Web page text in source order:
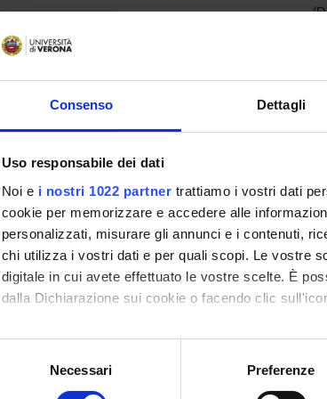
Consenso Dettagli
Uso responsabile dei dati
Noi e i nostri 1022 partner trattiamo i vostri dati
cookie per memorizzare e accedere alle
personalizzati, misurare gli annunci e i contenuti,
chi utilizza i vostri dati e per quali scopi. Le vostre
digitale in cui avete effettuato le vostre scelte. È
dalla Dichiarazione sui cookie o facendo clic
Con il tuo consenso, vorremmo anche:
raccogliere informazioni sulla tua posizione
Necessari Preferenze
Sara Migliorini
Roberto Posenato
Davide Quaglia